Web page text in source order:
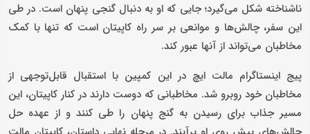
ناشناخته شکل می‌گیرد؛ جایی که او به دنبال گنجی پنهان است. در طی
این سفر، چالش‌ها و موانعی بر سر راه کاپیتان است که تنها با کمک
مخاطبان می‌تواند از آنها عبور کند.
پیج اینستاگرام مالت ایچ در این کمپین با استقبال قابل‌توجهی از
مخاطبان خود روبرو شد. مخاطبانی که دوست دارند در کنار کاپیتان، این
مسیر جذاب برای رسیدن به گنج پنهان را طی کنند و از عهده حل